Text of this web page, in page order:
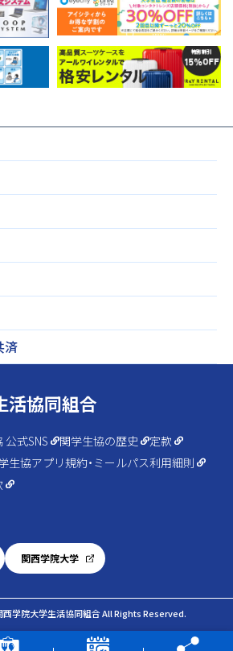
！
2026.08.06(木)New
教職員の皆様へ
情報
2026.08.06(木)New
教職員の皆様へ
ダイワハウスさんの8月物件情
報
－住宅事業部 西宮上ケ原キャ
済
活協同組合
公式SNS 関学生協の歴史
定款
生協アプリ規約・ミールパス利用細則
関西学院大学
学院大学生活協同組合 All Rights Reserved.